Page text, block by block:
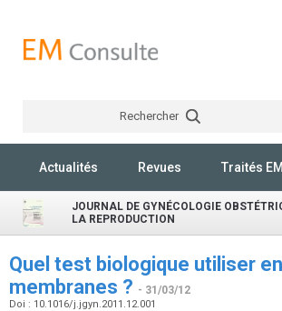
Rechercher
Actualités Revues Traités
JOURNAL DE GYNÉCOLOGIE
LA REPRODUCTION
Quel test biologique utiliser
membranes ? - 31/03/12
Doi : 10.1016/j.jgyn.2011.12.001